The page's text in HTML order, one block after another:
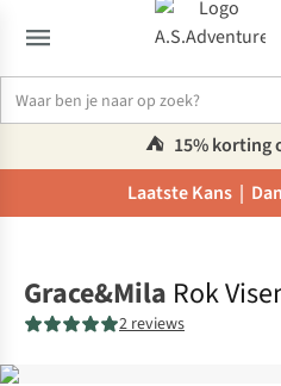
⛺️ 15% korting
Laatste Kans |
Grace&Mila Rok
2 reviews